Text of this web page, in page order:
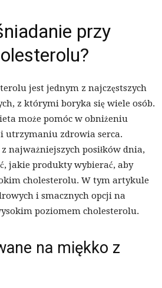
przy
jest jednym z najczęstszych
z którymi boryka się wiele osób.
może pomóc w obniżeniu
utrzymaniu zdrowia serca.
najważniejszych posiłków dnia,
jakie produkty wybierać, aby
cholesterolu. W tym artykule
i smacznych opcji na
poziomem cholesterolu.
na miękko z